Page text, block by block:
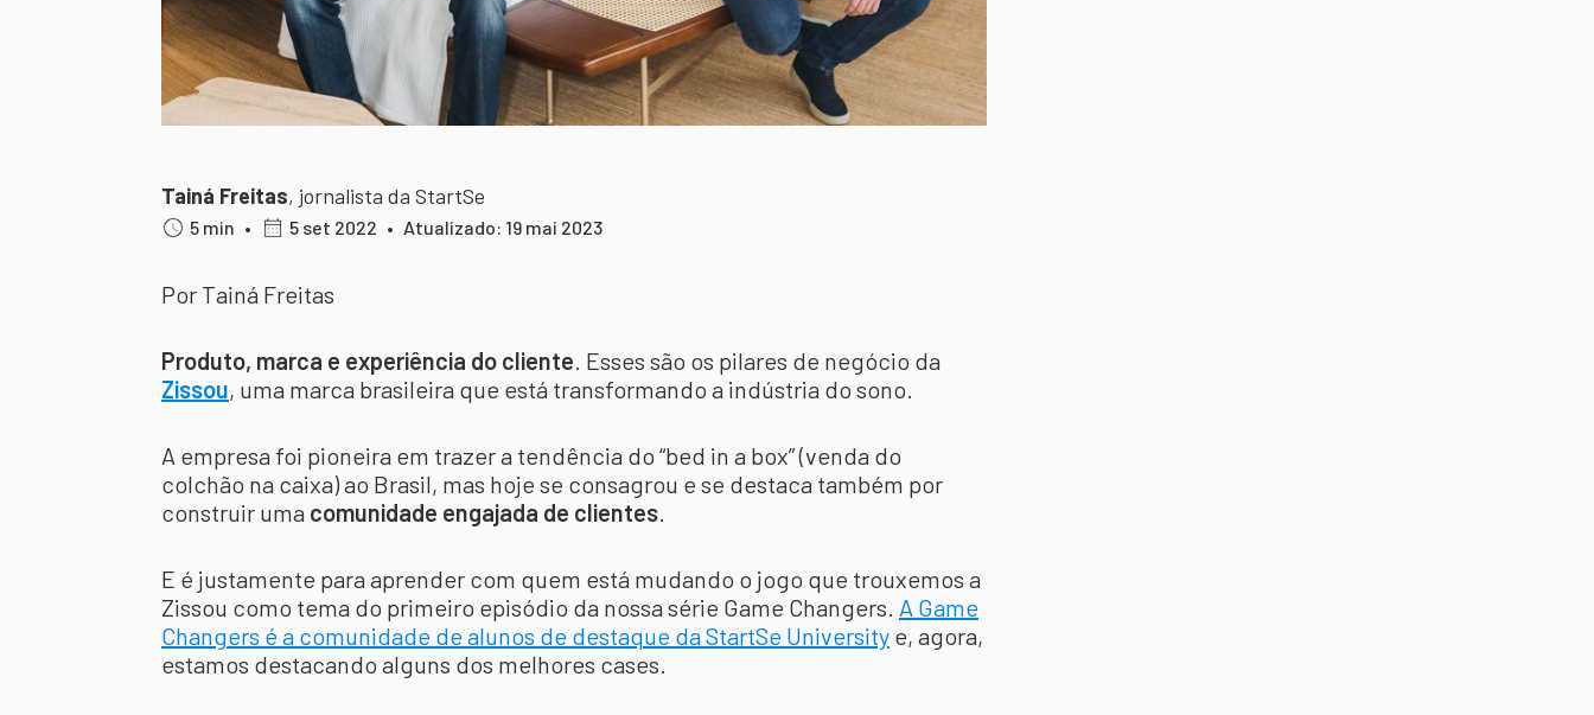
Tainá Freitas, jornalista da StartSe
5 min • 5 set 2022 • Atualizado: 19 mai 2023
Por Tainá Freitas
Produto, marca e experiência do cliente. Esses são os pilares de negócio da
Zissou, uma marca brasileira que está transformando a indústria do sono.
A empresa foi pioneira em trazer a tendência do “bed in a box” (venda do
colchão na caixa) ao Brasil, mas hoje se consagrou e se destaca também por
construir uma comunidade engajada de clientes.
E é justamente para aprender com quem está mudando o jogo que trouxemos a
Zissou como tema do primeiro episódio da nossa série Game Changers. A Game
Changers é a comunidade de alunos de destaque da StartSe University e, agora,
estamos destacando alguns dos melhores cases.